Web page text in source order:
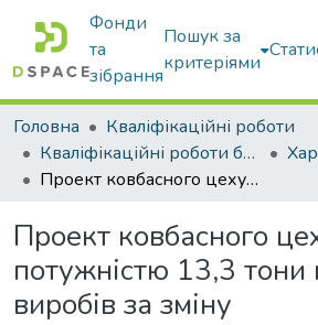
Фонди
та
зібрання
Пошук за
критеріями
Головна
Кваліфікаційні роботи
Кваліфікаційні роботи бакалаврів
Проект ковбасного цеху потужністю 13,3 тони ковбасних виробів за зміну
Проект ковбасного
потужністю 13,3 тони
виробів за зміну